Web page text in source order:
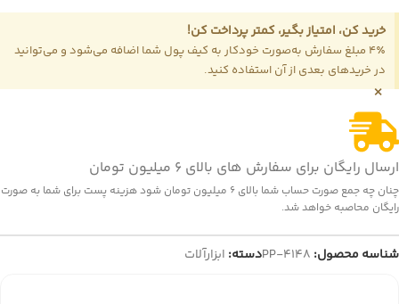
خرید کن، امتیاز بگیر، کمتر پرداخت کن!
4٪ مبلغ سفارش به‌صورت خودکار به کیف پول شما اضافه می‌شود و می‌توانید
در خریدهای بعدی از آن استفاده کنید.
×
ارسال رایگان برای سفارش های بالای 6 میلیون تومان
چنان چه جمع صورت حساب شما بالای 6 میلیون تومان شود هزینه پست برای شما به صورت
رایگان محاصبه خواهد شد.
شناسه محصول: PP-4148دسته: ابزارآلات